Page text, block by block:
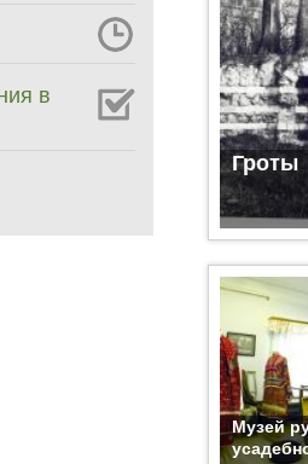
в
Гроты
Музей